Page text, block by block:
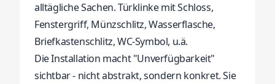
alltägliche Sachen. Türklinke mit Schloss,
Fenstergriff, Münzschlitz, Wasserflasche,
Briefkastenschlitz, WC-Symbol, u.ä.
Die Installation macht "Unverfügbarkeit"
sichtbar - nicht abstrakt, sondern konkret. Sie